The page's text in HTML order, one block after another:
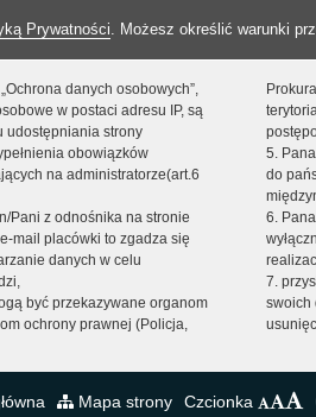
Prywatności. Możesz określić warunki
danych osobowych”,
w postaci adresu IP, są
udostępniania strony
obowiązków
na administratorze(art.6
Pani z odnośnika na stronie
mail placówki to zgadza się
danych w celu
być przekazywane organom
ochrony prawnej (Policja,
5.
do
6.
7.
swoich
Mapa strony Czcionka